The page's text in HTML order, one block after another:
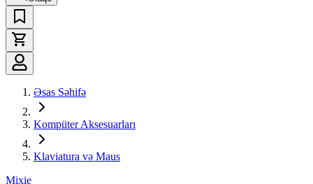
Əsas Səhifə
Kompüter Aksesuarları
Klaviatura və Maus
Mixie